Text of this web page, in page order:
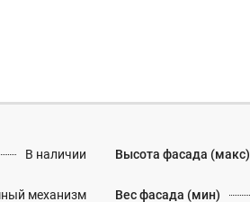
В наличии
механизм
Высота фасада (макс)
Вес фасада (мин)